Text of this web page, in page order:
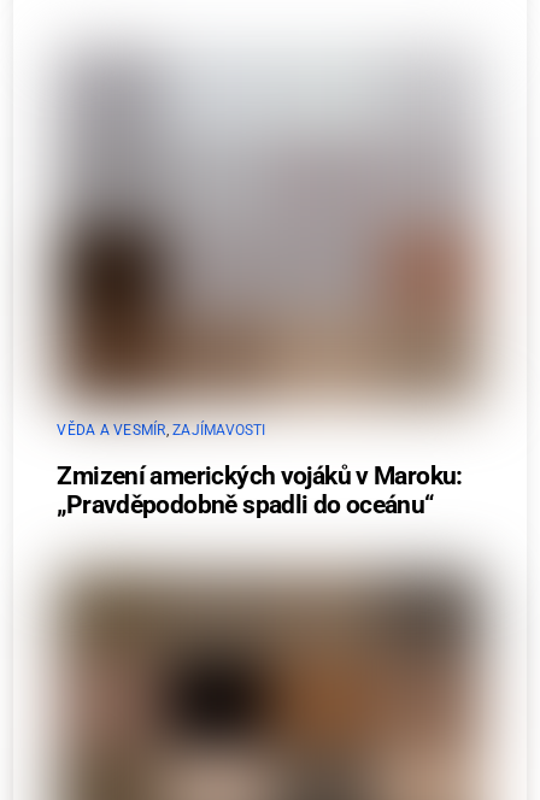
VĚDA A VESMÍR,ZAJÍMAVOSTI
Zmizení amerických vojáků v Maroku:
„Pravděpodobně spadli do oceánu“